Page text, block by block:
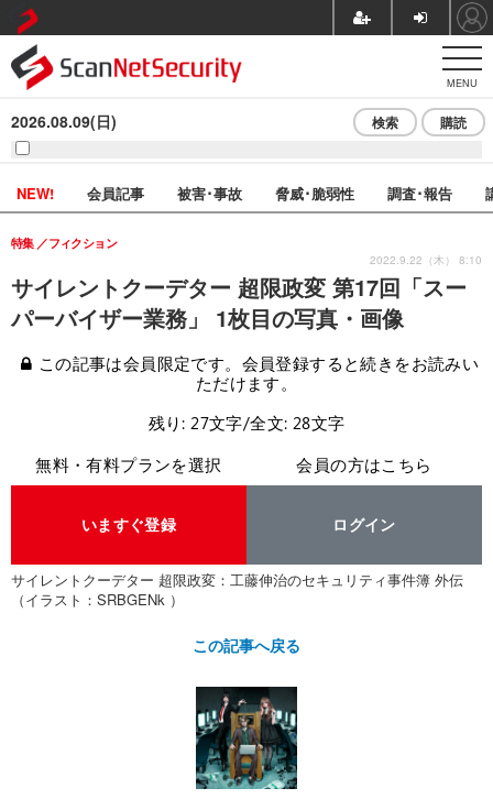
MENU
2026.08.09(日) 検索 購読
NEW! 会員記事 被害･事故 脅威･脆弱性 調査･報告
サイレントクーデター 超限政変 第17回「スー
パーバイザー業務」 1枚目の写真・画像
特集 フィクション
2022.9.22（木） 8:10
この記事は会員限定です。会員登録すると続きをお読みい
ただけます。
残り: 27文字/全文: 28文字
無料・有料プランを選択
いますぐ登録
会員の方はこちら
ログイン
サイレントクーデター 超限政変：工藤伸治のセキュリティ事件簿 外伝
（イラスト：SRBGENk ）
この記事へ戻る